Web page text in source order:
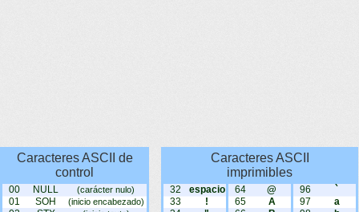
Caracteres ASCII de
control
00 NULL (carácter nulo)
01 SOH (inicio encabezado)
Caracteres ASCII
imprimibles
32
espacio
33
!
64
@
65
A
96
`
97
a